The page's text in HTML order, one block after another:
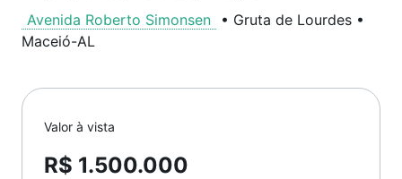
Avenida Roberto Simonsen • Gruta de Lourdes •
Maceió-AL
Valor à vista
R$ 1.500.000